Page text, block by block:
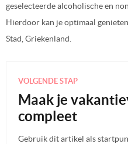
geselecteerde alcoholische en
Hierdoor kan je optimaal
Stad, Griekenland.
VOLGENDE STAP
Maak je
compleet
Gebruik dit artikel als